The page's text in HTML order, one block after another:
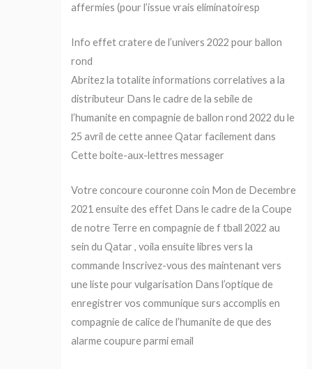
affermies (pour l’issue vrais eliminatoiresp
Info effet cratere de l’univers 2022 pour ballon
rond
Abritez la totalite informations correlatives a la
distributeur Dans le cadre de la sebile de
l’humanite en compagnie de ballon rond 2022 du le
25 avril de cette annee Qatar facilement dans
Cette boite-aux-lettres messager
Votre concoure couronne coin Mon de Decembre
2021 ensuite des effet Dans le cadre de la Coupe
de notre Terre en compagnie de f tball 2022 au
sein du Qatar , voila ensuite libres vers la
commande Inscrivez-vous des maintenant vers
une liste pour vulgarisation Dans l’optique de
enregistrer vos communique surs accomplis en
compagnie de calice de l’humanite de que des
alarme coupure parmi email